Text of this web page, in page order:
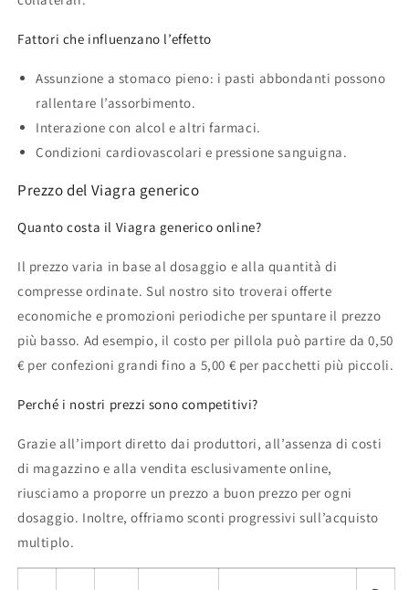
Fattori che influenzano l’effetto
Assunzione a stomaco pieno: i pasti abbondanti possono
rallentare l’assorbimento.
Interazione con alcol e altri farmaci.
Condizioni cardiovascolari e pressione sanguigna.
Prezzo del Viagra generico
Quanto costa il Viagra generico online?
Il prezzo varia in base al dosaggio e alla quantità di
compresse ordinate. Sul nostro sito troverai offerte
economiche e promozioni periodiche per spuntare il prezzo
più basso. Ad esempio, il costo per pillola può partire da 0,50
€ per confezioni grandi fino a 5,00 € per pacchetti più piccoli.
Perché i nostri prezzi sono competitivi?
Grazie all’import diretto dai produttori, all’assenza di costi
di magazzino e alla vendita esclusivamente online,
riusciamo a proporre un prezzo a buon prezzo per ogni
dosaggio. Inoltre, offriamo sconti progressivi sull’acquisto
multiplo.